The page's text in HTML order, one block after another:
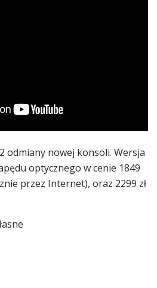
odmiany nowej konsoli. Wersja
optycznego w cenie 1849
przez Internet), oraz 2299 zł